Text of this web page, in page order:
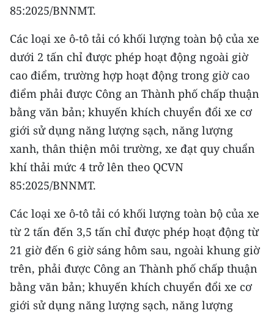
85:2025/BNNMT.
Các loại xe ô-tô tải có khối lượng toàn bộ của xe
dưới 2 tấn chỉ được phép hoạt động ngoài giờ
cao điểm, trường hợp hoạt động trong giờ cao
điểm phải được Công an Thành phố chấp thuận
bằng văn bản; khuyến khích chuyển đổi xe cơ
giới sử dụng năng lượng sạch, năng lượng
xanh, thân thiện môi trường, xe đạt quy chuẩn
khí thải mức 4 trở lên theo QCVN
85:2025/BNNMT.
Các loại xe ô-tô tải có khối lượng toàn bộ của xe
từ 2 tấn đến 3,5 tấn chỉ được phép hoạt động từ
21 giờ đến 6 giờ sáng hôm sau, ngoài khung giờ
trên, phải được Công an Thành phố chấp thuận
bằng văn bản; khuyến khích chuyển đổi xe cơ
giới sử dụng năng lượng sạch, năng lượng